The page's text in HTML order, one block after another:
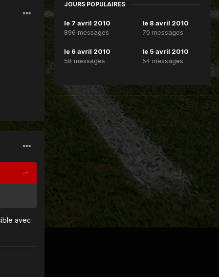
avec
JOURS POPULAIRES
le 7 avril 2010
896 messages
le 8 avril 2010
70 messages
le 6 avril 2010
58 messages
le 5 avril 2010
54 messages